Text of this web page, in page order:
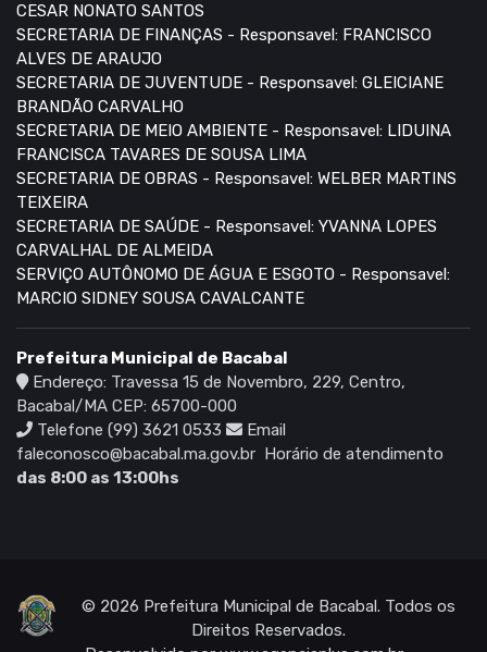
CESAR NONATO SANTOS
SECRETARIA DE FINANÇAS - Responsavel: FRANCISCO
ALVES DE ARAUJO
SECRETARIA DE JUVENTUDE - Responsavel: GLEICIANE
BRANDÃO CARVALHO
SECRETARIA DE MEIO AMBIENTE - Responsavel: LIDUINA
FRANCISCA TAVARES DE SOUSA LIMA
SECRETARIA DE OBRAS - Responsavel: WELBER MARTINS
TEIXEIRA
SECRETARIA DE SAÚDE - Responsavel: YVANNA LOPES
CARVALHAL DE ALMEIDA
SERVIÇO AUTÔNOMO DE ÁGUA E ESGOTO - Responsavel:
MARCIO SIDNEY SOUSA CAVALCANTE
Prefeitura Municipal de Bacabal
Endereço: Travessa 15 de Novembro, 229, Centro,
Bacabal/MA CEP: 65700-000
Telefone (99) 3621 0533
Email
faleconosco@bacabal.ma.gov.br
Horário de atendimento
das 8:00 as 13:00hs
© 2026 Prefeitura Municipal de Bacabal. Todos os
Direitos Reservados.